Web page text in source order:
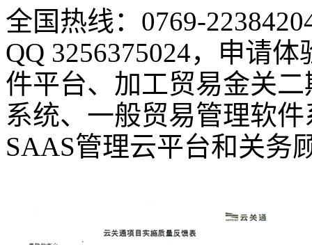
全国热线：0769-
QQ 3256375024，申请
件平台、加工贸易金关
系统、一般贸易管理软
SAAS管理云平台和关务